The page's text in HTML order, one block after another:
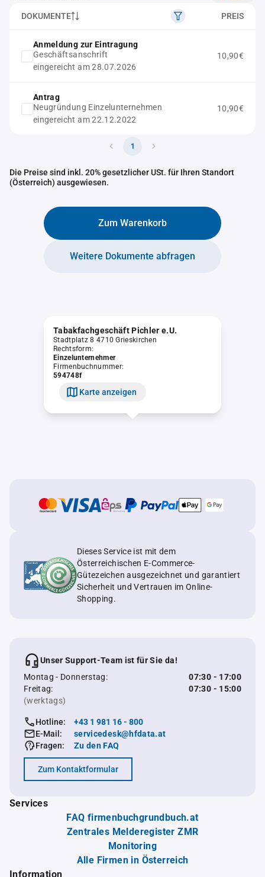
DOKUMENTE PREIS
Anmeldung zur Eintragung
Geschäftsanschrift
eingereicht am 28.07.2026
10,90€
Antrag
Neugründung Einzelunternehmen
eingereicht am 22.12.2022
10,90€
1
Die Preise sind inkl. 20% gesetzlicher USt. für Ihren Standort
(Österreich) ausgewiesen.
Zum Warenkorb
Weitere Dokumente abfragen
Tabakfachgeschäft Pichler e.U.
Stadtplatz 8 4710 Grieskirchen
Rechtsform:
Einzelunternehmer
Firmenbuchnummer:
594748f
Karte anzeigen
Dieses Service ist mit dem
Österreichischen E-Commerce-
Gütezeichen ausgezeichnet und garantiert
Sicherheit und Vertrauen im Online-
Shopping.
Unser Support-Team ist für Sie da!
Montag - Donnerstag:
07:30 - 17:00
Freitag:
07:30 - 15:00
(werktags)
Hotline:
+43 1 981 16 - 800
E-Mail:
servicedesk@hfdata.at
Fragen:
Zu den FAQ
Zum Kontaktformular
Services
FAQ firmenbuchgrundbuch.at
Zentrales Melderegister ZMR
Monitoring
Alle Firmen in Österreich
Information